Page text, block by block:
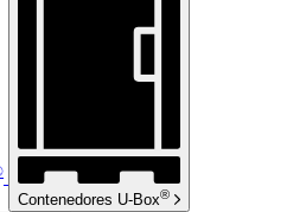
Contenedores U-Box®